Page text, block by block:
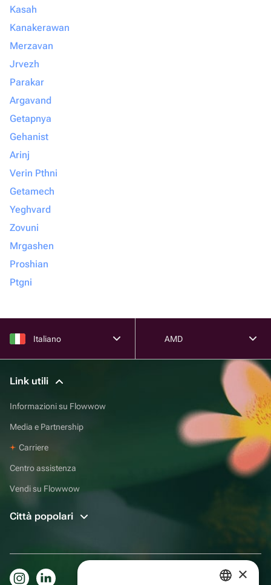
Kasah
Kanakerawan
Merzavan
Jrvezh
Parakar
Argavand
Getapnya
Gehanist
Arinj
Verin Pthni
Getamech
Yeghvard
Zovuni
Mrgashen
Proshian
Ptgni
Italiano AMD
Link utili
Informazioni su Flowwow
Media e Partnership
Carriere
Centro assistenza
Vendi su Flowwow
Città popolari
×